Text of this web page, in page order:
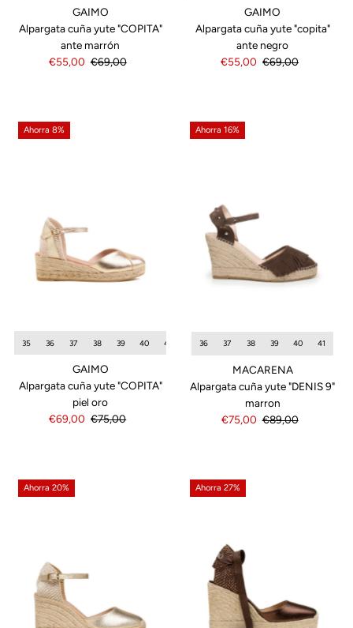
GAIMO
Alpargata cuña yute "COPITA"
ante marrón
Precio
€55,00 Precio
€69,00
GAIMO
Alpargata cuña yute "copita"
ante negro
Precio
€55,00 Precio
€69,00
Ahorra 8%
35 36 37 38 39 40 41
GAIMO
Alpargata cuña yute "COPITA"
piel oro
Precio
€69,00 Precio
€75,00
Ahorra 16%
36 37 38 39 40 41
MACARENA
Alpargata cuña yute "DENIS 9"
marron
Precio
€75,00 Precio
€89,00
Ahorra 20% Ahorra 27%